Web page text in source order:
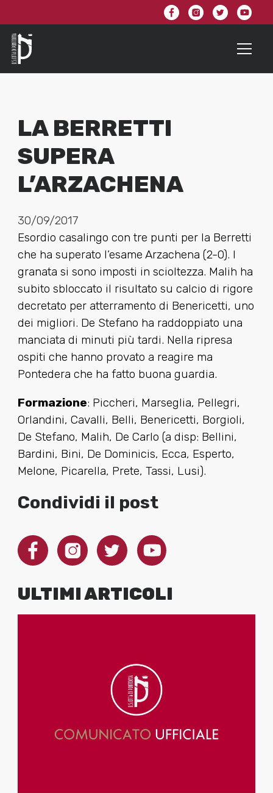
LA BERRETTI
SUPERA
L’ARZACHENA
30/09/2017
Esordio casalingo con tre punti per la Berretti
che ha superato l’esame Arzachena (2-0). I
granata si sono imposti in scioltezza. Malih ha
subito sbloccato il risultato su calcio di rigore
decretato per atterramento di Benericetti, uno
dei migliori. De Stefano ha raddoppiato una
manciata di minuti più tardi. Nella ripresa
ospiti che hanno provato a reagire ma
Pontedera che ha fatto buona guardia.
Formazione: Piccheri, Marseglia, Pellegri,
Orlandini, Cavalli, Belli, Benericetti, Borgioli,
De Stefano, Malih, De Carlo (a disp: Bellini,
Bardini, Bini, De Dominicis, Ecca, Esperto,
Melone, Picarella, Prete, Tassi, Lusi).
Condividi il post
ULTIMI ARTICOLI